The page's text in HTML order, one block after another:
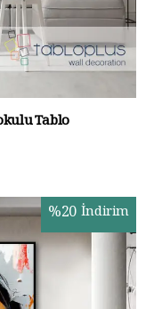
Tablo
%20 İndirim